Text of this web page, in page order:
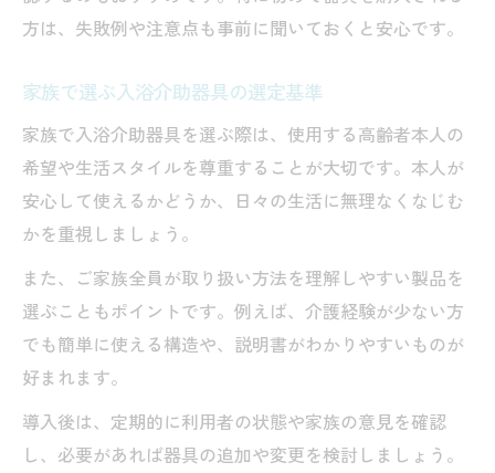
方は、失敗例や注意点も事前に聞いておくと安心です。
家族で選ぶ入浴介助器具の選定基準
家族で入浴介助器具を選ぶ際は、使用する高齢者本人の
希望や生活スタイルを尊重することが大切です。本人が
安心して使えるかどうか、日々の生活に無理なくなじむ
かを重視しましょう。
また、ご家族全員が取り扱い方法を理解しやすい製品を
選ぶこともポイントです。例えば、介護経験が少ない方
でも簡単に使える構造や、説明書がわかりやすいものが
好まれます。
導入後は、定期的に利用者の状態や家族の意見を確認
し、必要があれば器具の追加や変更を検討しましょう。